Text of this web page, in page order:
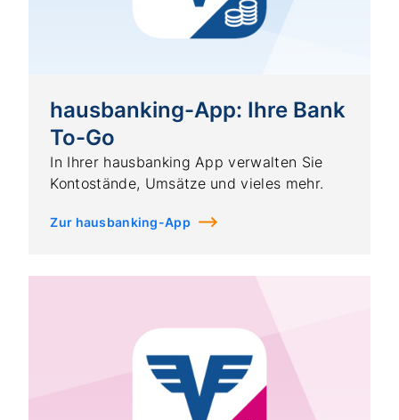
hausbanking-App: Ihre Bank
To-Go
In Ihrer hausbanking App verwalten Sie
Kontostände, Umsätze und vieles mehr.
Zur hausbanking-App